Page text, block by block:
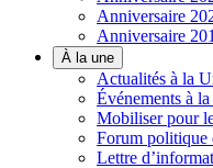
Anniversaire
Anniversaire
À la une
Actualités à la
Événements à
Mobiliser pour
Forum politique
Lettre